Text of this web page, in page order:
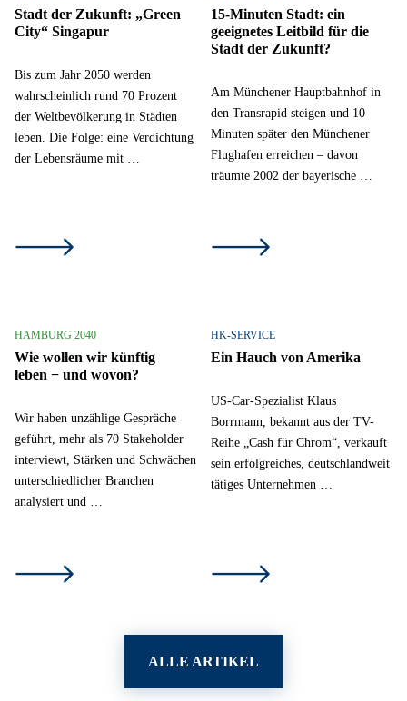
Stadt der Zukunft: „Green
City“ Singapur
Bis zum Jahr 2050 werden
wahrscheinlich rund 70 Prozent
der Weltbevölkerung in Städten
leben. Die Folge: eine Verdichtung
der Lebensräume mit …
15-Minuten Stadt: ein
geeignetes Leitbild für die
Stadt der Zukunft?
Am Münchener Hauptbahnhof in
den Transrapid steigen und 10
Minuten später den Münchener
Flughafen erreichen – davon
träumte 2002 der bayerische …
HAMBURG 2040
Wie wollen wir künftig
leben − und wovon?
Wir haben unzählige Gespräche
geführt, mehr als 70 Stakeholder
interviewt, Stärken und Schwächen
unterschiedlicher Branchen
analysiert und …
HK-SERVICE
Ein Hauch von Amerika
US-Car-Spezialist Klaus
Borrmann, bekannt aus der TV-
Reihe „Cash für Chrom“, verkauft
sein erfolgreiches, deutschlandweit
tätiges Unternehmen …
ALLE ARTIKEL